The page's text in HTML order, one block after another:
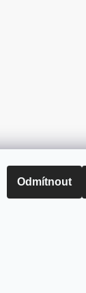
Odmítnout